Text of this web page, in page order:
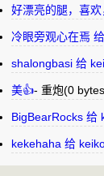
好漂亮的腿，喜欢
冷眼旁观心在焉
shalongbasi 给
美👍- 重炮(0
BigBearRocks 给
kekehaha 给